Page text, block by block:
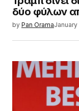
δύο φύλων
by Pan OramaJanuary